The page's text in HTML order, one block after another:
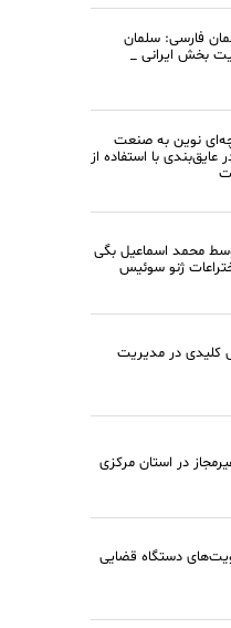
فارسی: سلمان
بخش ایرانی _
نوین به صنعت
عایق‌بندی با استفاده از
محمد اسماعیل بگی
ژنو سوئیس
کلیدی در مدیریت
دستگاه قضایی